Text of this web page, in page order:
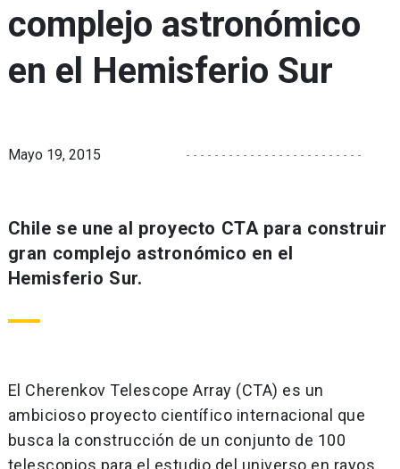
complejo astronómico
en el Hemisferio Sur
Mayo 19, 2015
Chile se une al proyecto CTA para construir
gran complejo astronómico en el
Hemisferio Sur.
El Cherenkov Telescope Array (CTA) es un
ambicioso proyecto científico internacional que
busca la construcción de un conjunto de 100
telescopios para el estudio del universo en rayos